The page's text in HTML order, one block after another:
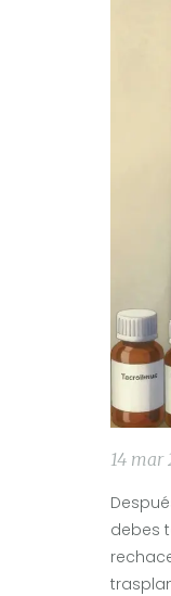
14 mar
debes